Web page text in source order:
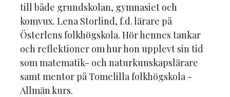
till både grundskolan, gymnasiet och
komvux. Lena Storlind, f.d. lärare på
Österlens folkhögskola. Hör hennes tankar
och reflektioner om hur hon upplevt sin tid
som matematik- och naturkunskapslärare
samt mentor på Tomelilla folkhögskola -
Allmän kurs.